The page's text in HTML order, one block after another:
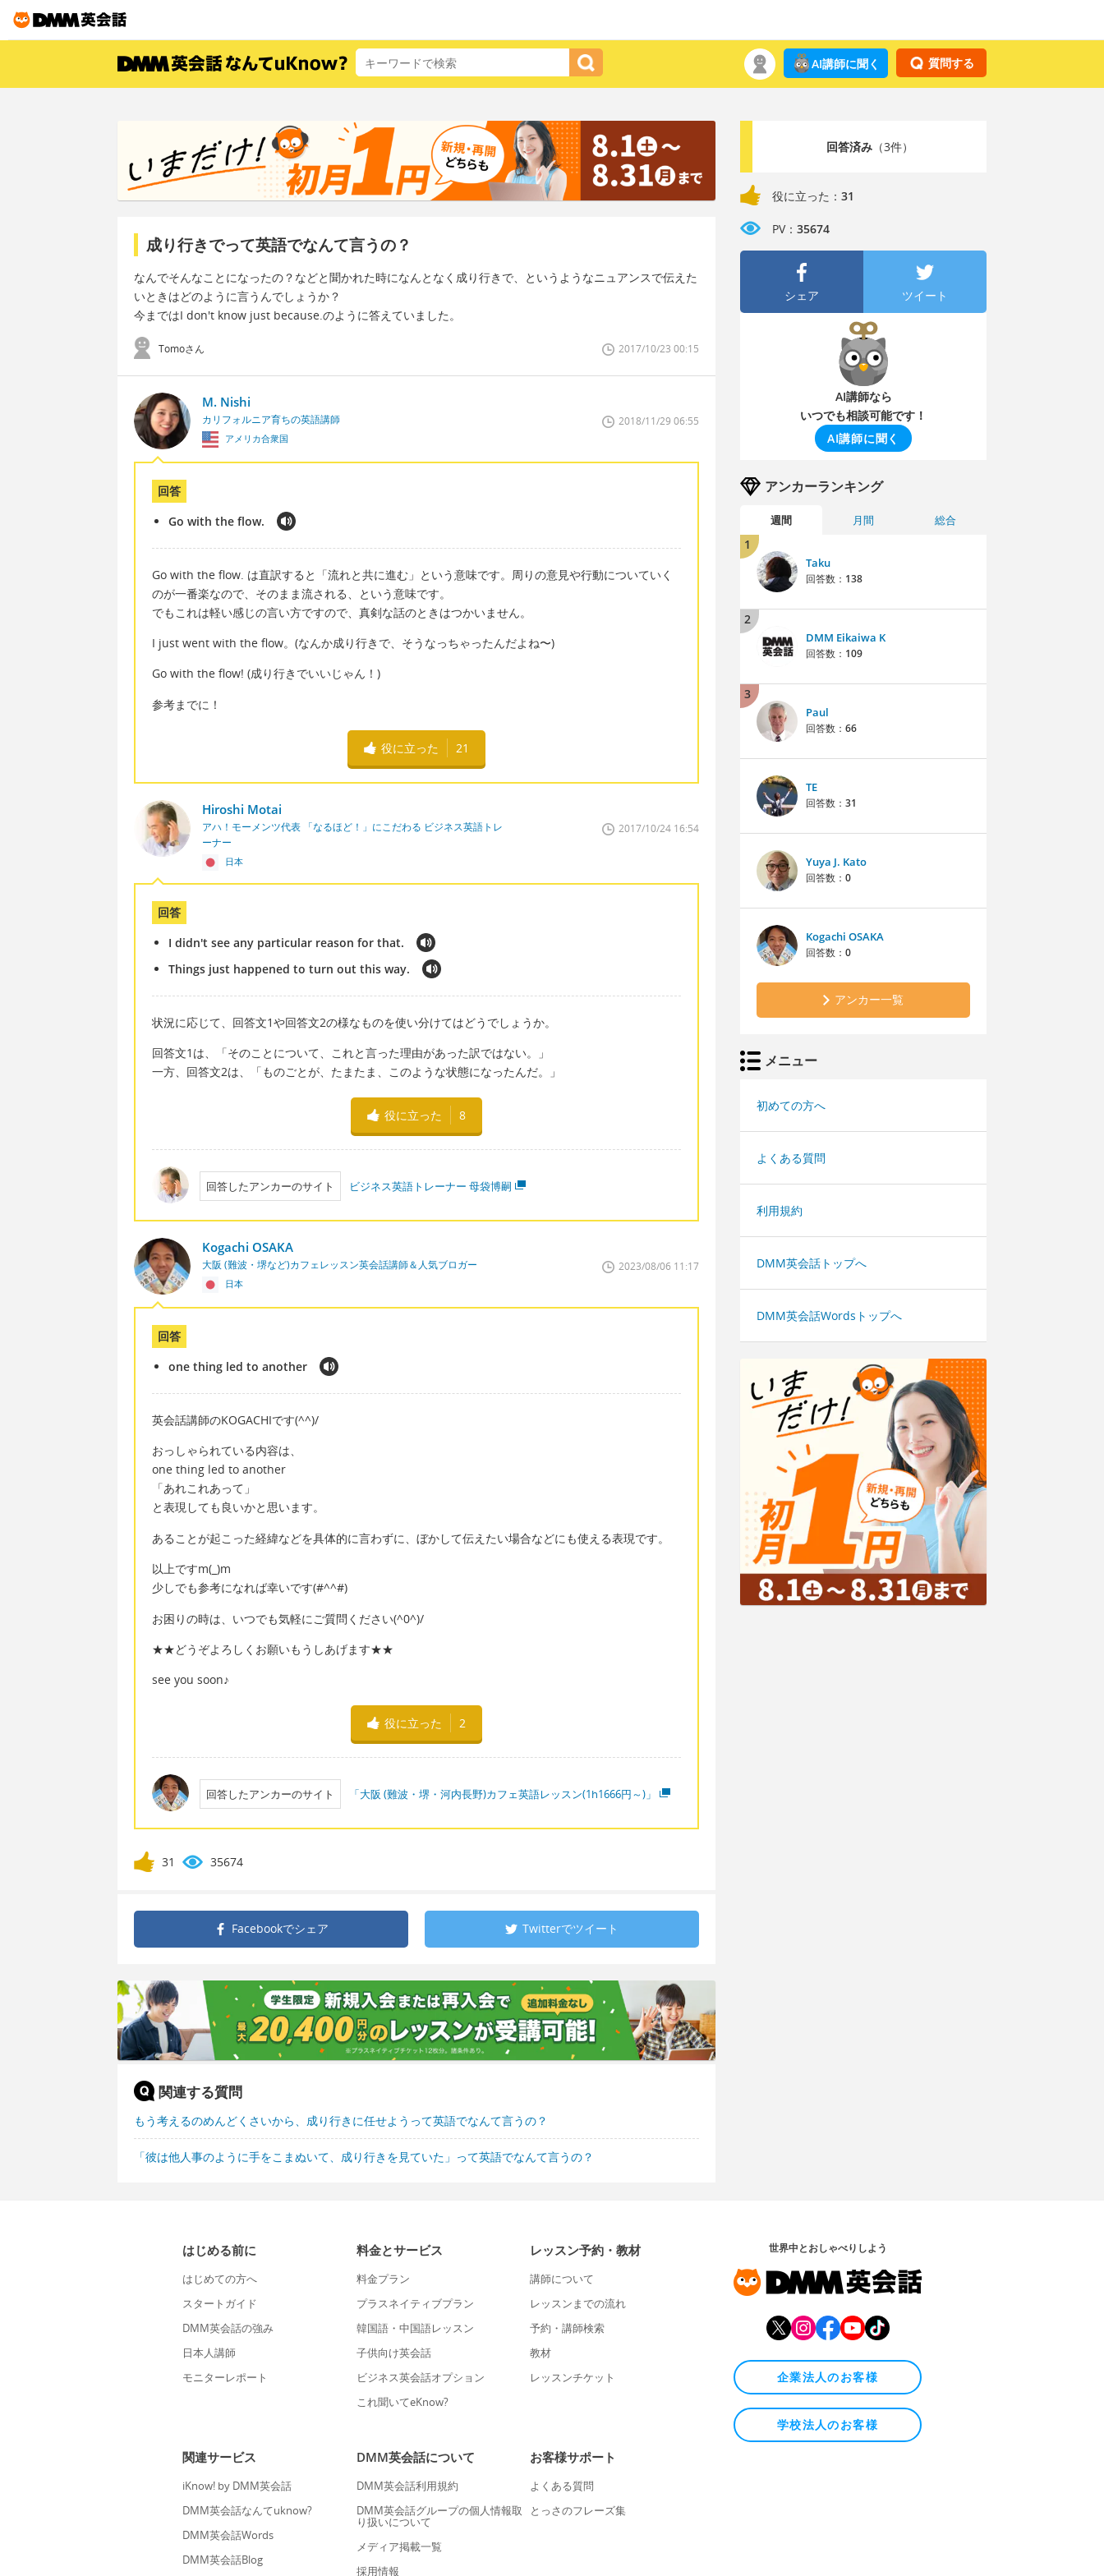
質問する
AI講師に聞く
成り行きでって英語でなんて言うの？
なんでそんなことになったの？などと聞かれた時になんとなく成り行きで、というようなニュアンスで伝えた
いときはどのように言うんでしょうか？
今まではI don't know just because.のように答えていました。
Tomoさん 2017/10/23 00:15
M. Nishi
カリフォルニア育ちの英語講師
アメリカ合衆国
2018/11/29 06:55
回答
Go with the flow.
Go with the flow. は直訳すると「流れと共に進む」という意味です。周りの意見や行動についていく
のが一番楽なので、そのまま流される、という意味です。
でもこれは軽い感じの言い方ですので、真剣な話のときはつかいません。
I just went with the flow。(なんか成り行きで、そうなっちゃったんだよね〜)
Go with the flow! (成り行きでいいじゃん！)
参考までに！
役に立った 21
Hiroshi Motai
アハ！モーメンツ代表 「なるほど！」にこだわる ビジネス英語トレ
ーナー
日本
2017/10/24 16:54
回答
I didn't see any particular reason for that.
Things just happened to turn out this way.
状況に応じて、回答文1や回答文2の様なものを使い分けてはどうでしょうか。
回答文1は、「そのことについて、これと言った理由があった訳ではない。」
一方、回答文2は、「ものごとが、たまたま、このような状態になったんだ。」
役に立った 8
回答したアンカーのサイト ビジネス英語トレーナー 母袋博嗣
Kogachi OSAKA
大阪 (難波・堺など)カフェレッスン英会話講師＆人気ブロガー
日本
2023/08/06 11:17
回答
one thing led to another
英会話講師のKOGACHIです(^^)/
おっしゃられている内容は、
one thing led to another
「あれこれあって」
と表現しても良いかと思います。
あることが起こった経緯などを具体的に言わずに、ぼかして伝えたい場合などにも使える表現です。
以上ですm(_)m
少しでも参考になれば幸いです(#^^#)
お困りの時は、いつでも気軽にご質問ください(^0^)/
★★どうぞよろしくお願いもうしあげます★★
see you soon♪
役に立った 2
回答したアンカーのサイト 「大阪 (難波・堺・河内長野)カフェ英語レッスン(1h1666円～)」
31 35674
Facebookでシェア Twitterでツイート
関連する質問
もう考えるのめんどくさいから、成り行きに任せようって英語でなんて言うの？
「彼は他人事のように手をこまぬいて、成り行きを見ていた」って英語でなんて言うの？
回答済み（3件）
役に立った： 31
PV： 35674
シェア ツイート
AI講師なら
いつでも相談可能です！
AI講師に聞く
アンカーランキング
週間 月間 総合
1
Taku
回答数： 138
2
DMM Eikaiwa K
回答数： 109
3
Paul
回答数： 66
TE
回答数： 31
Yuya J. Kato
回答数： 0
Kogachi OSAKA
回答数： 0
アンカー一覧
メニュー
初めての方へ
よくある質問
利用規約
DMM英会話トップへ
DMM英会話Wordsトップへ
はじめる前に
はじめての方へ
スタートガイド
DMM英会話の強み
日本人講師
モニターレポート
料金とサービス
料金プラン
プラスネイティブプラン
韓国語・中国語レッスン
子供向け英会話
ビジネス英会話オプション
これ聞いてeKnow?
レッスン予約・教材
講師について
レッスンまでの流れ
予約・講師検索
教材
レッスンチケット
関連サービス
iKnow! by DMM英会話
DMM英会話なんてuknow?
DMM英会話Words
DMM英会話Blog
DMM英会話について
DMM英会話利用規約
DMM英会話グループの個人情報取
り扱いについて
メディア掲載一覧
採用情報
お客様サポート
よくある質問
とっさのフレーズ集
世界中とおしゃべりしよう
企業法人のお客様
学校法人のお客様